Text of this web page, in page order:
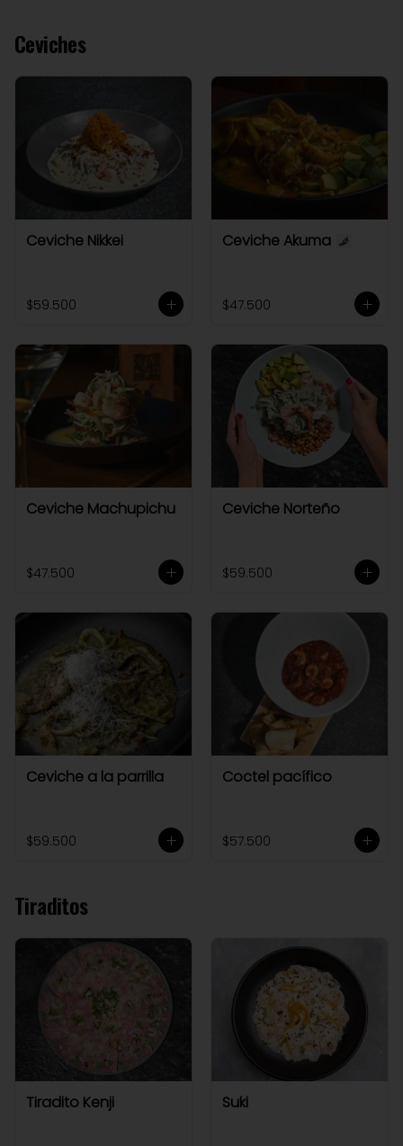
Ceviches
Ceviche Nikkei
$59.500
Ceviche Akuma
$47.500
Ceviche Machupichu
$47.500
Ceviche Norteño
$59.500
Ceviche a la parrilla
$59.500
Coctel pacífico
$57.500
Tiraditos
Tiradito Kenji Suki